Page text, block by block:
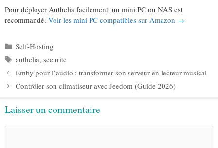
Pour déployer Authelia facilement, un mini PC ou NAS est
recommandé. Voir les mini PC compatibles sur Amazon →
Catégories
Self-Hosting
Étiquettes
authelia, securite
Emby pour l’audio : transformer son serveur en lecteur musical
Contrôler son climatiseur avec Jeedom (Guide 2026)
Laisser un commentaire